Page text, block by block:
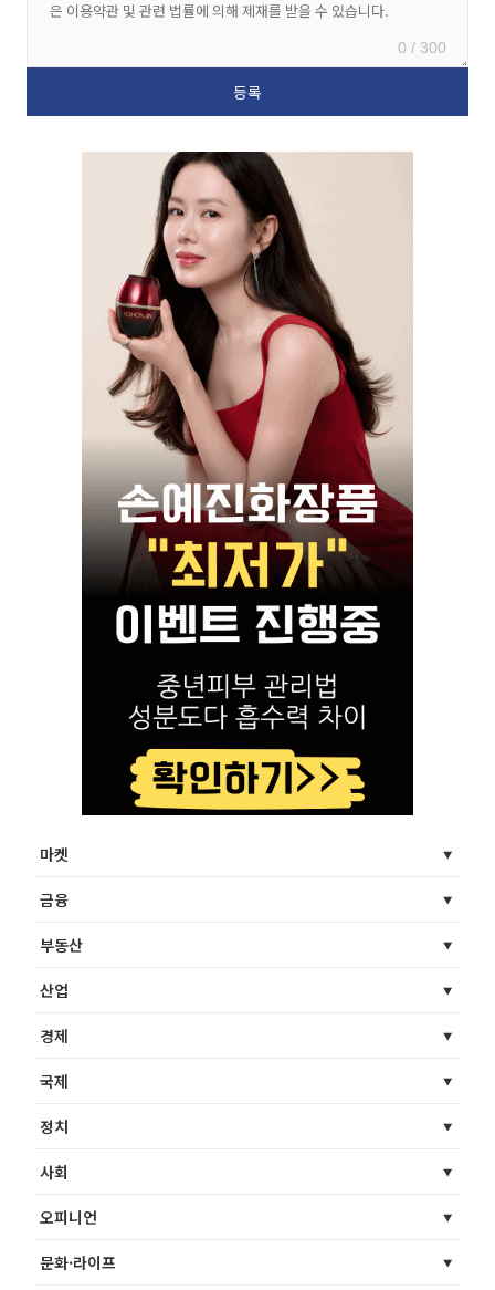
0 / 300
마켓
금융
부동산
산업
경제
국제
정치
사회
오피니언
문화·라이프